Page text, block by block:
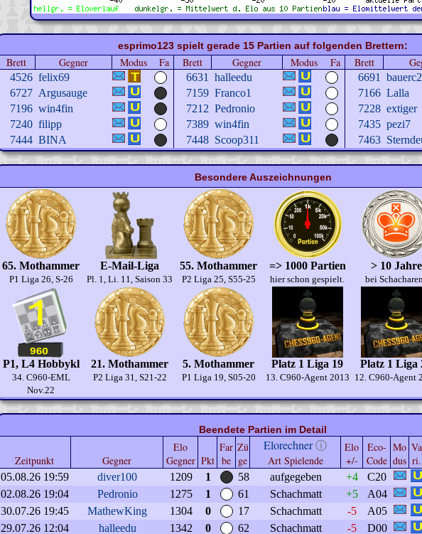
esprimo123 spielt gerade 15 Partien auf folgenden Brettern:
Brett Gegner Modus Fa Brett Gegner Modus Fa Brett
4526 felix69 6631 halleedu 6691
6727 Argusauge 7159 Franco1 7166 Lalla
7196 win4fin 7212 Pedronio 7228 extiger
7240 filipp 7389 win4fin 7435 pezi7
7444 BINA 7448 Scoop311 7463
Besondere Auszeichnungen
65. Mothammer
P1 Liga 26, S-26
E-Mail-Liga
Pl. 1, Li. 11, Saison 33
55. Mothammer
P2 Liga 25, S55-25
=> 1000 Partien
hier schon gespielt.
> 10 Jahre
bei
P1, L4 Hobbykl
34. C960-EML
Nov.22
21. Mothammer
P2 Liga 31, S21-22
5. Mothammer
P1 Liga 19, S05-20
Platz 1 Liga 19
13. C960-Agent 2013
Platz 1 Liga
12. C960-Agent
Beendete Partien im Detail
Zeitpunkt Gegner
Elo
Gegner Pkt
Far
be
Zü
ge
Elorechnerⓘ
Art Spielende
Elo
+/-
Eco-
Code
Mo
dus
Va
ri.
05.08.26 19:59 diver100 1209 1 58 aufgegeben +4
C20
02.08.26 19:04
Pedronio 1275 1 61 Schachmatt +5
A04
30.07.26 19:45
MathewKing 1304 0 17 Schachmatt -5
A05
29.07.26 12:04
halleedu 1342 0 62 Schachmatt -5 D00